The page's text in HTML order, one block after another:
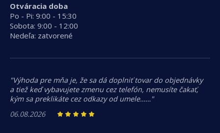
Otváracia doba
Po - Pi: 9:00 - 15:30
Sobota: 9:00 - 12:00
Nedeľa: zatvorené
"Výhoda pre mňa je, že sa dá doplniť tovar do objednávky
a tiež keď vybavujete zmenu cez telefón, nemusíte čakať,
kým sa preklikáte cez odkazy od umele……"
06.08.2026